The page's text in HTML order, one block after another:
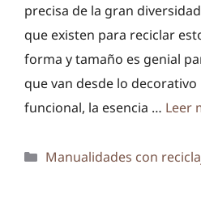
precisa de la gran
que existen para reciclar
forma y tamaño es genial
que van desde lo
funcional, la esencia … Leer
Categorías
Manualidades con